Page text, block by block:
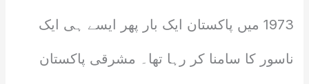
1973 میں پاکستان ایک بار پھر ایسے ہی ایک
ناسور کا سامنا کر رہا تھا۔ مشرقی پاکستان